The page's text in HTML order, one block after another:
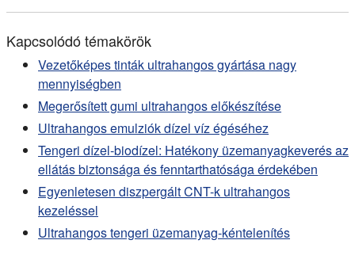
Kapcsolódó témakörök
Vezetőképes tinták ultrahangos gyártása nagy
mennyiségben
Megerősített gumi ultrahangos előkészítése
Ultrahangos emulziók dízel víz égéséhez
Tengeri dízel-biodízel: Hatékony üzemanyagkeverés az
ellátás biztonsága és fenntarthatósága érdekében
Egyenletesen diszpergált CNT-k ultrahangos
kezeléssel
Ultrahangos tengeri üzemanyag-kéntelenítés